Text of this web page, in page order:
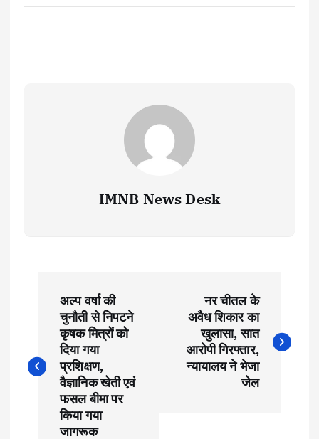
IMNB News Desk
s
अल्प वर्षा की
चुनौती से निपटने
कृषक मित्रों को
दिया गया
प्रशिक्षण,
वैज्ञानिक खेती एवं
फसल बीमा पर
किया गया
जागरूक
नर चीतल के
अवैध शिकार का
खुलासा, सात
आरोपी गिरफ्तार,
न्यायालय ने भेजा
जेल